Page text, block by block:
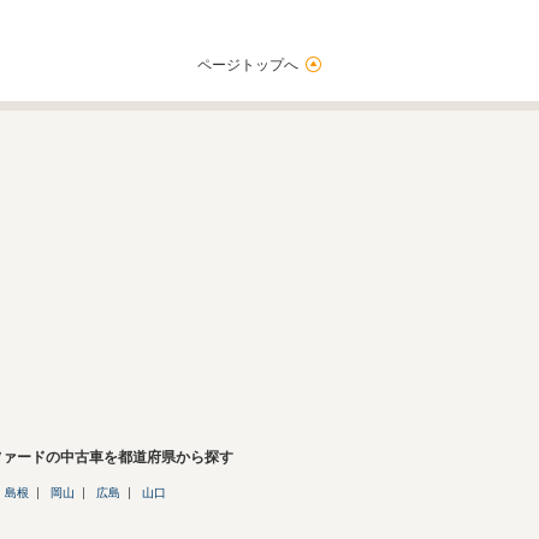
ページトップへ
ァードの中古車を都道府県から探す
島根 岡山 広島 山口